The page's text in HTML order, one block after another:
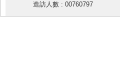
造訪人數 : 00760797